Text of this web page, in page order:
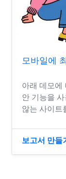
모바일에
아래 데모에
안 기능을
않는 사이트
보고서 만들